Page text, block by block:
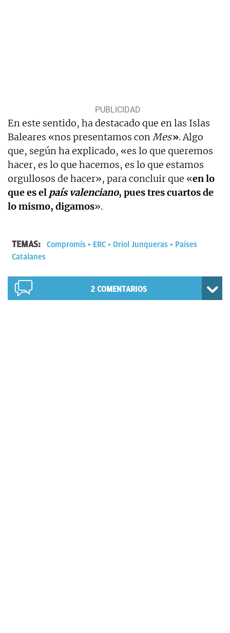
En este sentido, ha destacado que en las Islas
Baleares «nos presentamos conMes». Algo
que, según ha explicado, «es lo que queremos
hacer, es lo que hacemos, es lo que estamos
orgullosos de hacer», para concluir que «en lo
que es el país valenciano, pues tres cuartos de
lo mismo, digamos».
TEMAS: Compromís ERC Oriol Junqueras
Países
Catalanes
2 COMENTARIOS